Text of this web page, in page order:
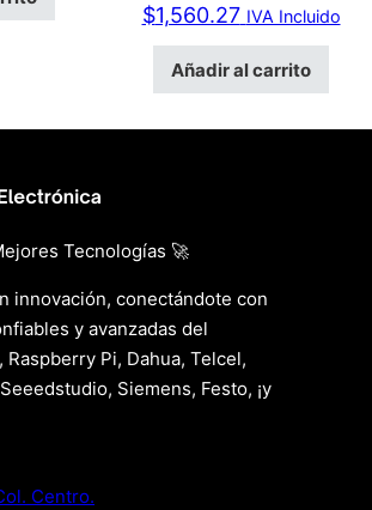
$1,560.27 IVA Incluido
Añadir al carrito
Tecnologías 🚀
innovación, conectándote con
y avanzadas del
Pi, Dahua, Telcel,
Siemens, Festo, ¡y
Centro.